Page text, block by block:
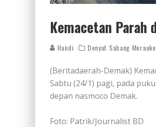
Kemacetan Parah
Handi Denyut Sabang Merauke
(Beritadaerah-Demak)
Sabtu (24/1) pagi, pada
depan nasmoco Demak.
Foto: Patrik/Journalist BD